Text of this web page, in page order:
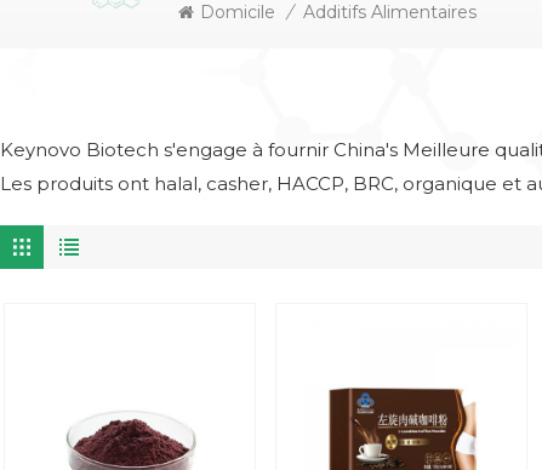
Domicile / Additifs Alimentaires
Keynovo Biotech s'engage à fournir China's Meilleure
Les produits ont halal, casher, HACCP, BRC, organique et